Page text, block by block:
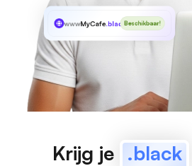
wwwMyCafe.blackBeschikbaar!
Krijg je .black